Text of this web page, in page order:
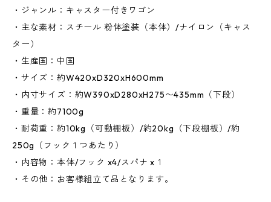
・ジャンル：キャスター付きワゴン
・主な素材：スチール 粉体塗装（本体）/ナイロン（キャス
ター）
・生産国：中国
・サイズ：約W420xD320xH600mm
・内寸サイズ：約W390xD280xH275〜435mm（下段）
・重量：約7100g
・耐荷重：約10kg（可動棚板）/約20kg（下段棚板）/約
250g（フック１つあたり）
・内容物：本体/フック x4/スパナ x１
・その他：お客様組立て品となります。